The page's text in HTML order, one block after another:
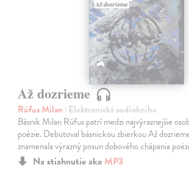
Až dozrieme
Rúfus Milan | Elektronická audiokniha
Básnik Milan Rúfus patrí medzi najvýraznejšie
poézie. Debutoval básnickou zbierkou Až
znamenala výrazný posun dobového chápania
Na stiahnutie ako MP3